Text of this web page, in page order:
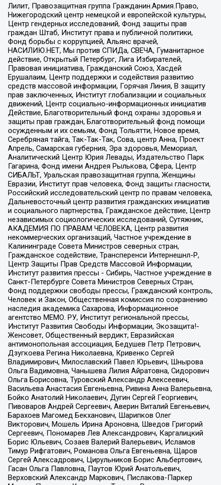
Лилит, Правозащитная группа Гражданин.Армия.Право,
Нижегородский центр немецкой и европейской культуры,
Центр гендерных исследований, Фонд защиты прав
граждан Штаб, Институт права и публичной политики,
Фонд борьбы с коррупцией, Альянс врачей,
НАСИЛИЮ.НЕТ, Мы против СПИДа, СВЕЧА, Гуманитарное
действие, Открытый Петербург, Лига Избирателей,
Правовая инициатива, Гражданский Союз, Хасдей
Ерушалаим, Центр поддержки и содействия развитию
средств массовой информации, Горячая Линия, В защиту
прав заключенных, Институт глобализации и социальных
движений, Центр социально-информационных инициатив
Действие, Благотворительный фонд охраны здоровья и
защиты прав граждан, Благотворительный фонд помощи
осужденным и их семьям, Фонд Тольятти, Новое время,
Серебряная тайга, Так-Так-Так, Сова, центр Анна, Проект
Апрель, Самарская губерния, Эра здоровья, Мемориал,
Аналитический Центр Юрия Левады, Издательство Парк
Гагарина, Фонд имени Андрея Рылькова, Сфера, Центр
СИБАЛЬТ, Уральская правозащитная группа, Женщины
Евразии, Институт прав человека, Фонд защиты гласности,
Российский исследовательский центр по правам человека,
Дальневосточный центр развития гражданских инициатив
и социального партнерства, Гражданское действие, Центр
независимых социологических исследований, Сутяжник,
АКАДЕМИЯ ПО ПРАВАМ ЧЕЛОВЕКА, Центр развития
некоммерческих организаций, Частное учреждение в
Калининграде Совета Министров северных стран,
Гражданское содействие, Трансперенси Интернешнл-Р,
Центр Защиты Прав Средств Массовой Информации,
Институт развития прессы - Сибирь, Частное учреждение в
Санкт-Петербурге Совета Министров Северных Стран,
Фонд поддержки свободы прессы, Гражданский контроль,
Человек и Закон, Общественная комиссия по сохранению
наследия академика Сахарова, Информационное
агентство МЕМО. РУ, Институт региональной прессы,
Институт Развития Свободы Информации, Экозащита!-
Женсовет, Общественный вердикт, Евразийская
антимонопольная ассоциация, Бедушев Петр Петрович,
Дзугкоева Регина Николаевна, Кривенко Сергей
Владимирович, Милославский Павел Юрьевич, Шнырова
Ольга Вадимовна, Чанышева Лилия Айратовна, Сидорович
Ольга Борисовна, Туровский Александр Алексеевич,
Васильева Анастасия Евгеньевна, Ривина Анна Валерьевна,
Бойко Анатолий Николаевич, Дугин Сергей Георгиевич,
Пивоваров Андрей Сергеевич, Аверин Виталий Евгеньевич,
Барахоев Магомед Бекханович, Шарипков Олег
Викторович, Мошель Ирина Ароновна, Шведов Григорий
Сергеевич, Пономарев Лев Александрович, Каргалицкий
Борис Юльевич, Созаев Валерий Валерьевич, Исламов
Тимур Рифгатович, Романова Ольга Евгеньевна, Щаров
Сергей Алексадрович, Цирульников Борис Альбертович,
Гасан Ольга Павловна, Паутов Юрий Анатольевич,
Верховский Александр Маркович, Пислакова-Паркер